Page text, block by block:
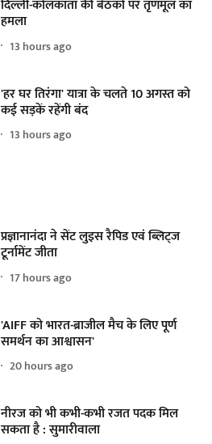
दिल्ली-कोलकाता की बैठकों पर तृणमूल का
हमला
13 hours ago
'हर घर तिरंगा' यात्रा के चलते 10 अगस्त को
कई सड़कें रहेंगी बंद
13 hours ago
प्रज्ञानानंदा ने सेंट लुइस रैपिड एवं ब्लिट्ज
टूर्नामेंट जीता
17 hours ago
'AIFF को भारत-ब्राजील मैच के लिए पूर्ण
समर्थन का आश्वासन'
20 hours ago
नीरज को भी कभी-कभी रजत पदक मिल
सकता है : सुमारीवाला